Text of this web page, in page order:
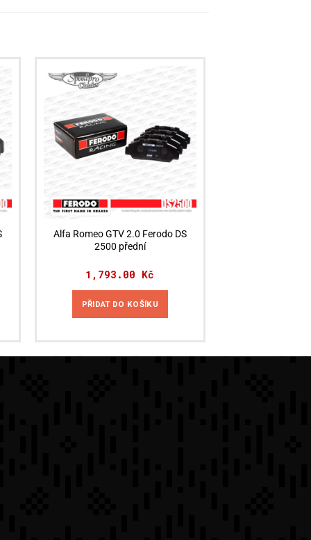
Alfa Romeo GTV 2.0 Ferodo DS
2500 přední
1,793.00 Kč
PŘIDAT DO KOŠÍKU